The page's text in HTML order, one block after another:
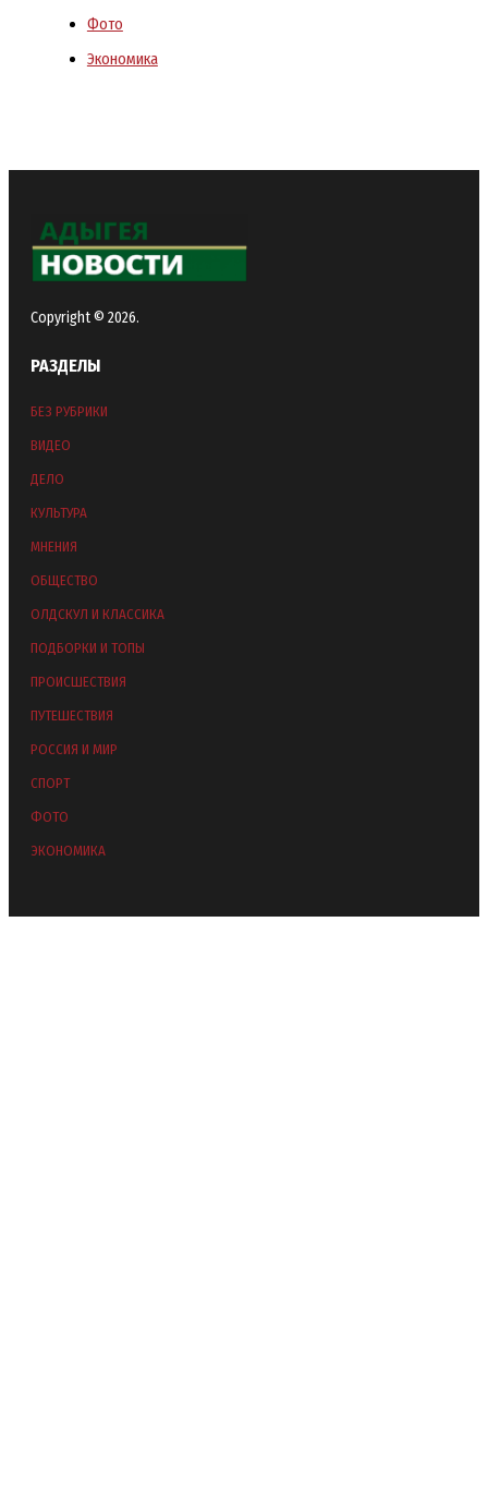
Фото
Экономика
Copyright © 2026.
РАЗДЕЛЫ
БЕЗ РУБРИКИ
ВИДЕО
ДЕЛО
КУЛЬТУРА
МНЕНИЯ
ОБЩЕСТВО
ОЛДСКУЛ И КЛАССИКА
ПОДБОРКИ И ТОПЫ
ПРОИСШЕСТВИЯ
ПУТЕШЕСТВИЯ
РОССИЯ И МИР
СПОРТ
ФОТО
ЭКОНОМИКА